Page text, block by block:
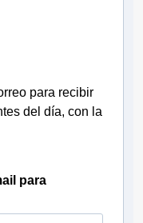
para recibir
del día, con la
para